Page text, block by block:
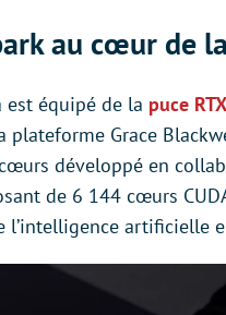
au cœur de
est équipé de la puce
plateforme Grace
développé en
de 6 144 cœurs
l’intelligence artificielle